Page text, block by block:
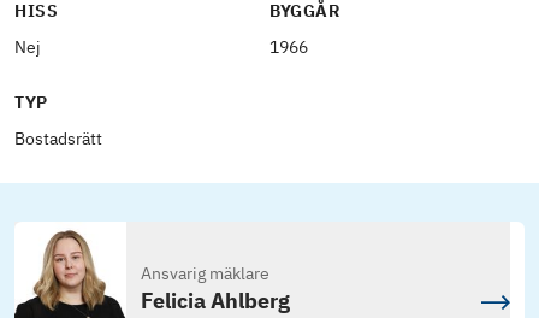
HISS
Nej
BYGGÅR
1966
TYP
Bostadsrätt
Ansvarig mäklare
Felicia Ahlberg